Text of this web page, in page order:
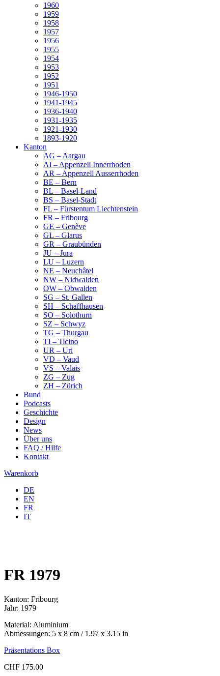
1960
1959
1958
1957
1956
1955
1954
1953
1952
1951
1946-1950
1941-1945
1936-1940
1931-1935
1921-1930
1893-1920
Kanton
AG – Aargau
AI – Appenzell Innerrhoden
AR – Appenzell Ausserrhoden
BE – Bern
BL – Basel-Land
BS – Basel-Stadt
FL – Fürstentum Liechtenstein
FR – Fribourg
GE – Genève
GL – Glarus
GR – Graubünden
JU – Jura
LU – Luzern
NE – Neuchâtel
NW – Nidwalden
OW – Obwalden
SG – St. Gallen
SH – Schaffhausen
SO – Solothurn
SZ – Schwyz
TG – Thurgau
TI – Ticino
UR – Uri
VD – Vaud
VS – Valais
ZG – Zug
ZH – Zürich
Bund
Podcasts
Geschichte
Design
News
Über uns
FAQ / Hilfe
Kontakt
Warenkorb
DE
EN
FR
IT
FR 1979
Kanton: Fribourg
Jahr: 1979
Material: Aluminium
Abmessungen: 5 x 8 cm / 1.97 x 3.15 in
Präsentations Box
CHF 175.00